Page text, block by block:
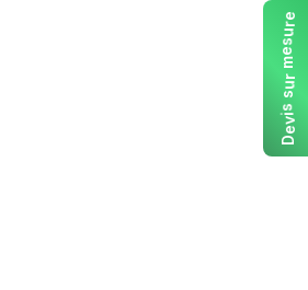
D
e
v
i
s
s
u
r
m
e
s
u
r
e